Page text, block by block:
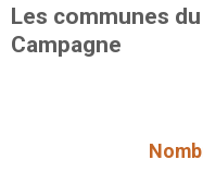
Les communes
Campagne